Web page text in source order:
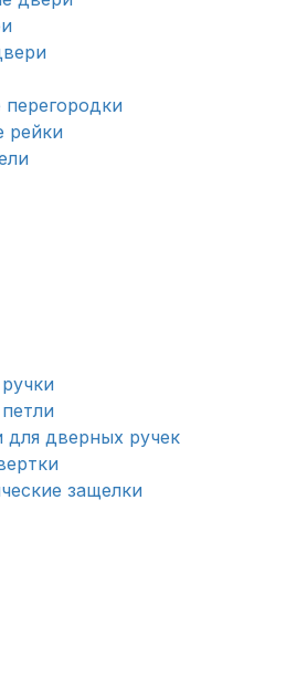
рейки
для дверных ручек
защелки